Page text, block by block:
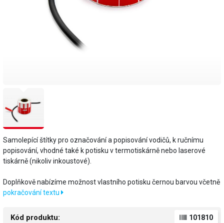
Samolepící štítky pro označování a popisování vodičů, k ručnímu
popisování, vhodné také k potisku v termotiskárně nebo laserové
tiskárně (nikoliv inkoustové).
Doplňkově nabízíme možnost vlastního potisku černou barvou včetně
pokračování textu
Kód produktu: 101810